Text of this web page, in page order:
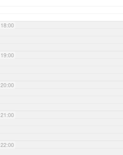
18:00
19:00
20:00
21:00
22:00